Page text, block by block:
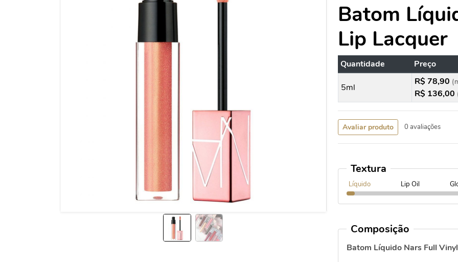
Batom
Lip Lacquer
Quantidade Preço
5ml
R$ 78,90
R$ 136,00
Avaliar produto 0 avaliações
Textura
Líquido Lip Oil
Composição
Batom Líquido Nars Full